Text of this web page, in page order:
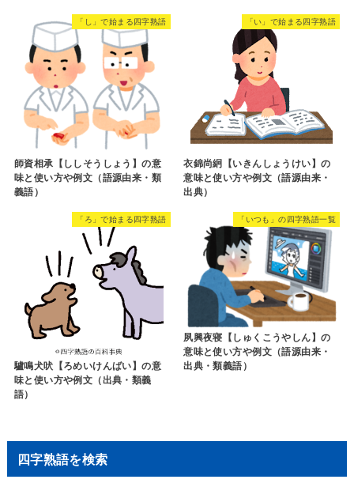
「し」で始まる四字熟語
師資相承【ししそうしょう】の意
味と使い方や例文（語源由来・類
義語）
「い」で始まる四字熟語
衣錦尚絅【いきんしょうけい】の
意味と使い方や例文（語源由来・
出典）
「ろ」で始まる四字熟語
驢鳴犬吠【ろめいけんばい】の意
味と使い方や例文（出典・類義
語）
「いつも」の四字熟語一覧
夙興夜寝【しゅくこうやしん】の
意味と使い方や例文（語源由来・
出典・類義語）
四字熟語を検索